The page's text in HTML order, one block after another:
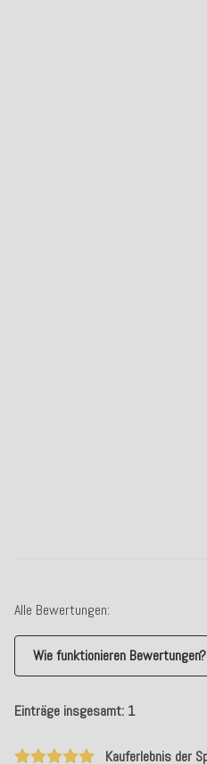
Alle Bewertungen:
Wie funktionieren Bewertungen?
Einträge insgesamt: 1
Kauferlebnis der